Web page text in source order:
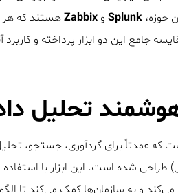
حوزه،Splunk وZabbixهستند که هر
جامع این دو ابزار پرداخته و
که عمدتاً برای گردآوری، جستجو،
طراحی شده است. این ابزار با استفاده
می‌کند و به سازمان‌ها کمک می‌کند تا